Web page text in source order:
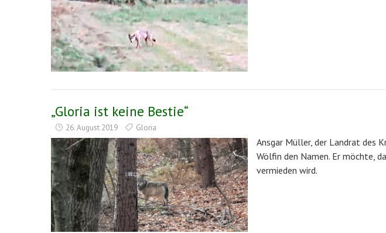
„Gloria ist keine Bestie“
26. August 2019 Gloria
Ansgar Müller, der Landrat des
Wölfin den Namen. Er möchte,
vermieden wird.